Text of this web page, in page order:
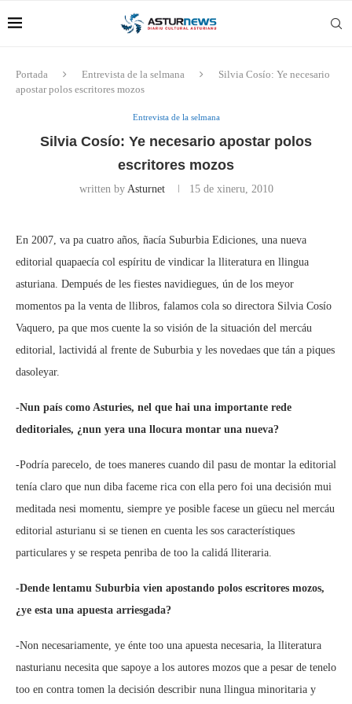
Portada Entrevista de la selmana
Silvia Cosío: Ye necesario
apostar polos escritores mozos
Entrevista de la selmana
Silvia Cosío: Ye necesario apostar polos
escritores mozos
written by Asturnet 15 de xineru, 2010
En 2007, va pa cuatro años, ñacía Suburbia Ediciones, una nueva
editorial quapaecía col espíritu de vindicar la lliteratura en llingua
asturiana. Dempués de les fiestes navidiegues, ún de los meyor
momentos pa la venta de llibros, falamos cola so directora Silvia Cosío
Vaquero, pa que mos cuente la so visión de la situación del mercáu
editorial, lactividá al frente de Suburbia y les novedaes que tán a piques
dasoleyar.
-Nun país como Asturies, nel que hai una importante rede
deditoriales, ¿nun yera una llocura montar una nueva?
-Podría parecelo, de toes maneres cuando dil pasu de montar la editorial
tenía claro que nun diba faceme rica con ella pero foi una decisión mui
meditada nesi momentu, siempre ye posible facese un güecu nel mercáu
editorial asturianu si se tienen en cuenta les sos característiques
particulares y se respeta penriba de too la calidá lliteraria.
-Dende lentamu Suburbia vien apostando polos escritores mozos,
¿ye esta una apuesta arriesgada?
-Non necesariamente, ye énte too una apuesta necesaria, la lliteratura
nasturianu necesita que sapoye a los autores mozos que a pesar de tenelo
too en contra tomen la decisión describir nuna llingua minoritaria y